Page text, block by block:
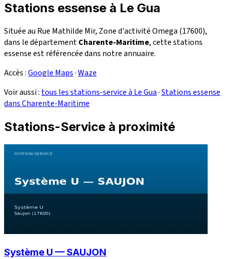
Stations essense à Le Gua
Située au Rue Mathilde Mir, Zone d'activité Omega (17600),
dans le départementCharente-Maritime, cette stations
essense est référencée dans notre annuaire.
Accès :Google Maps·Waze
Voir aussi : tous les stations-service à Le Gua·Stations essense
dans Charente-Maritime
Stations-Service à proximité
Système U — SAUJON